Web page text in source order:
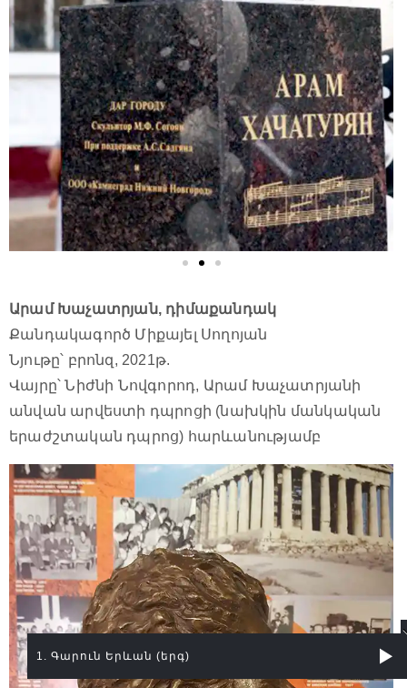
Արամ Խաչատրյան, դիմաքանդակ
Քանդակագործ Միքայել Սողոյան
Նյութը՝ բրոնզ, 2021թ.
Վայրը՝ Նիժնի Նովգորոդ, Արամ Խաչատրյանի
անվան արվեստի դպրոցի (նախկին մանկական
երաժշտական դպրոց) հարևանությամբ
1. Գարուն Երևան (երգ)